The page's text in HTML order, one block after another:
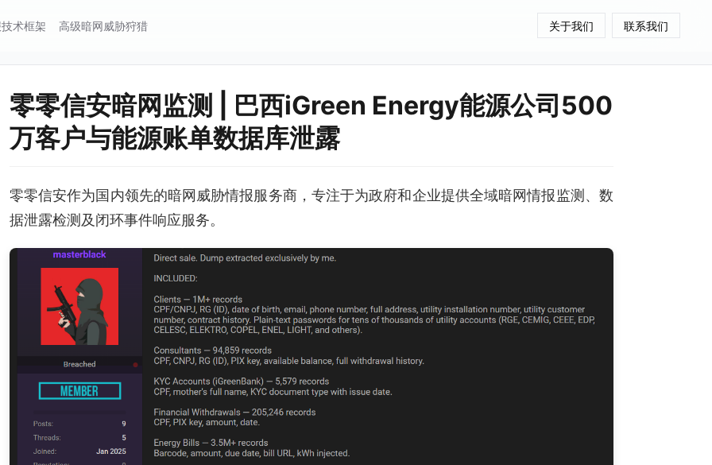
术框架 高级暗网威胁狩猎 关于我们 联系我们
零零信安暗网监测 | 巴西iGreen Energy能源公司500
万客户与能源账单数据库泄露
零零信安作为国内领先的暗网威胁情报服务商，专注于为政府和企业提供全域暗网情报监测、数
据泄露检测及闭环事件响应服务。